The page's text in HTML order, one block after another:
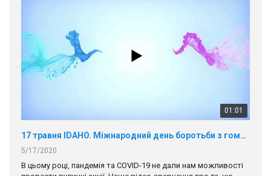
01:01
17 травня IDAHO. Міжнародний день боротьби з гомофобією трансфобією і біфобія.
5/17/2020
В цьому році, пандемія та COVІD-19 не дали нам можливості